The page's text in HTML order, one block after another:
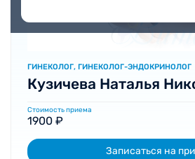
ГИНЕКОЛОГ, ГИНЕКОЛОГ-ЭНДОКРИНОЛОГ
Кузичева Наталья
Стоимость приема
1900 ₽
Записаться на